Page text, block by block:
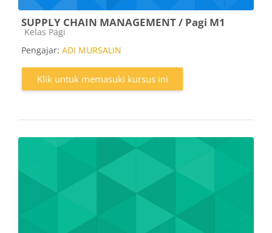
SUPPLY CHAIN MANAGEMENT / Pagi M1
Kategori kursus
Kelas Pagi
Pengajar: ADI MURSALIN
Klik untuk memasuki kursus ini